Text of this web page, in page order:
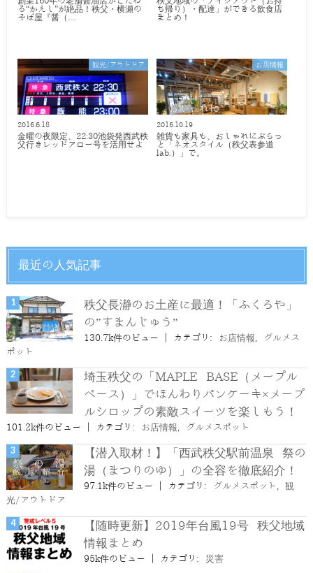
る“かえし”が絶品！秩父・横瀬の
そば屋『醤（…
ち帰り）・配達」ができる飲食店
まとめ！
観光/アウトドア
2016.6.18
金曜の夜限定、22:30池袋発西武秩
父行きレッドアロー号を活用せよ
お店情報
2016.10.19
雑貨も家具も、おしゃれにぶらっ
と「ネオスタイル（秩父表参道
lab.）」で。
最近の人気記事
秩父長瀞のお土産に最適！「ふくろや」
の”すまんじゅう”
130.7k件のビュー カテゴリ: お店情報
グルメス
ポット
埼玉秩父の「MAPLE BASE（メープル
ベース）」でほんわりパンケーキ×メープ
ルシロップの素敵スイーツを楽しもう！
101.2k件のビュー カテゴリ: お店情報, グルメスポット
【潜入取材！】「西武秩父駅前温泉 祭の
湯（まつりのゆ）」の全容を徹底紹介！
97.1k件のビュー カテゴリ: グルメスポット , 観
光/アウトドア
【随時更新】2019年台風19号 秩父地域
情報まとめ
95k件のビュー カテゴリ: 災害